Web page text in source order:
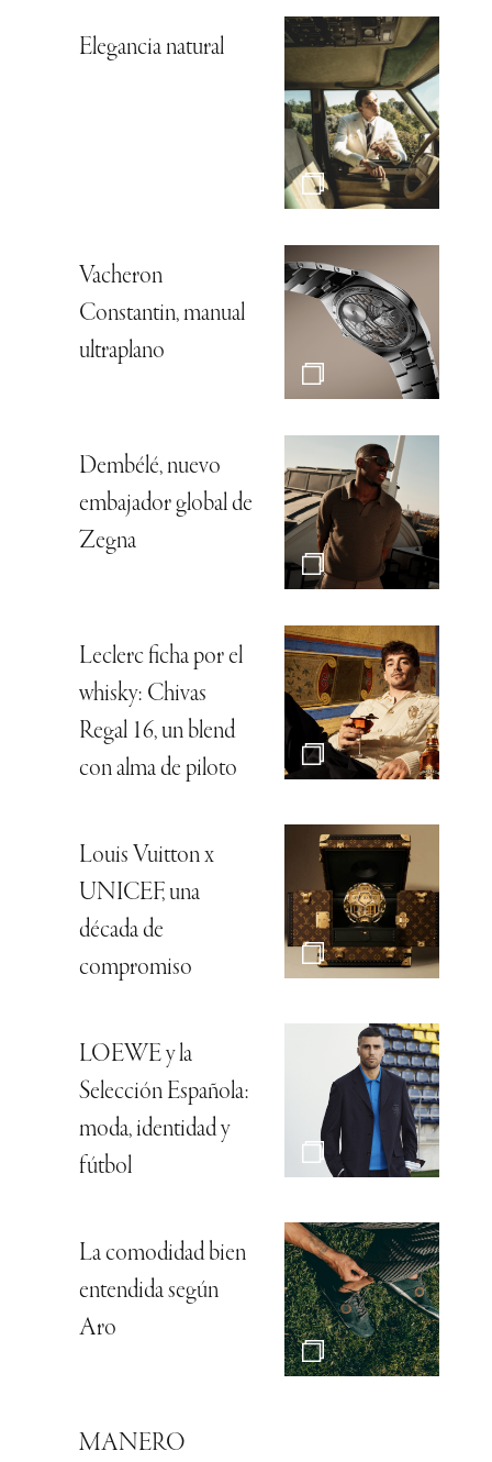
Elegancia natural
Vacheron
Constantin, manual
ultraplano
Dembélé, nuevo
embajador global de
Zegna
Leclerc ficha por el
whisky: Chivas
Regal 16, un blend
con alma de piloto
Louis Vuitton x
UNICEF, una
década de
compromiso
LOEWE y la
Selección Española:
moda, identidad y
fútbol
La comodidad bien
entendida según
Aro
MANERO